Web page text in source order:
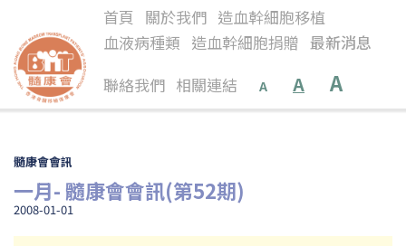
首頁 關於我們 造血幹細胞移植
血液病種類 造血幹細胞捐贈 最新消息
聯絡我們 相關連結 A A A
髓康會會訊
一月- 髓康會會訊(第52期)
2008-01-01